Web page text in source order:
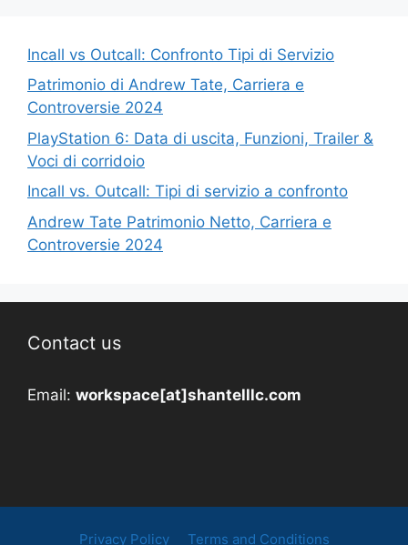
Incall vs Outcall: Confronto Tipi di Servizio
Patrimonio di Andrew Tate, Carriera e
Controversie 2024
PlayStation 6: Data di uscita, Funzioni, Trailer &
Voci di corridoio
Incall vs. Outcall: Tipi di servizio a confronto
Andrew Tate Patrimonio Netto, Carriera e
Controversie 2024
Contact us
Email: workspace[at]shantelllc.com
Privacy Policy Terms and Conditions